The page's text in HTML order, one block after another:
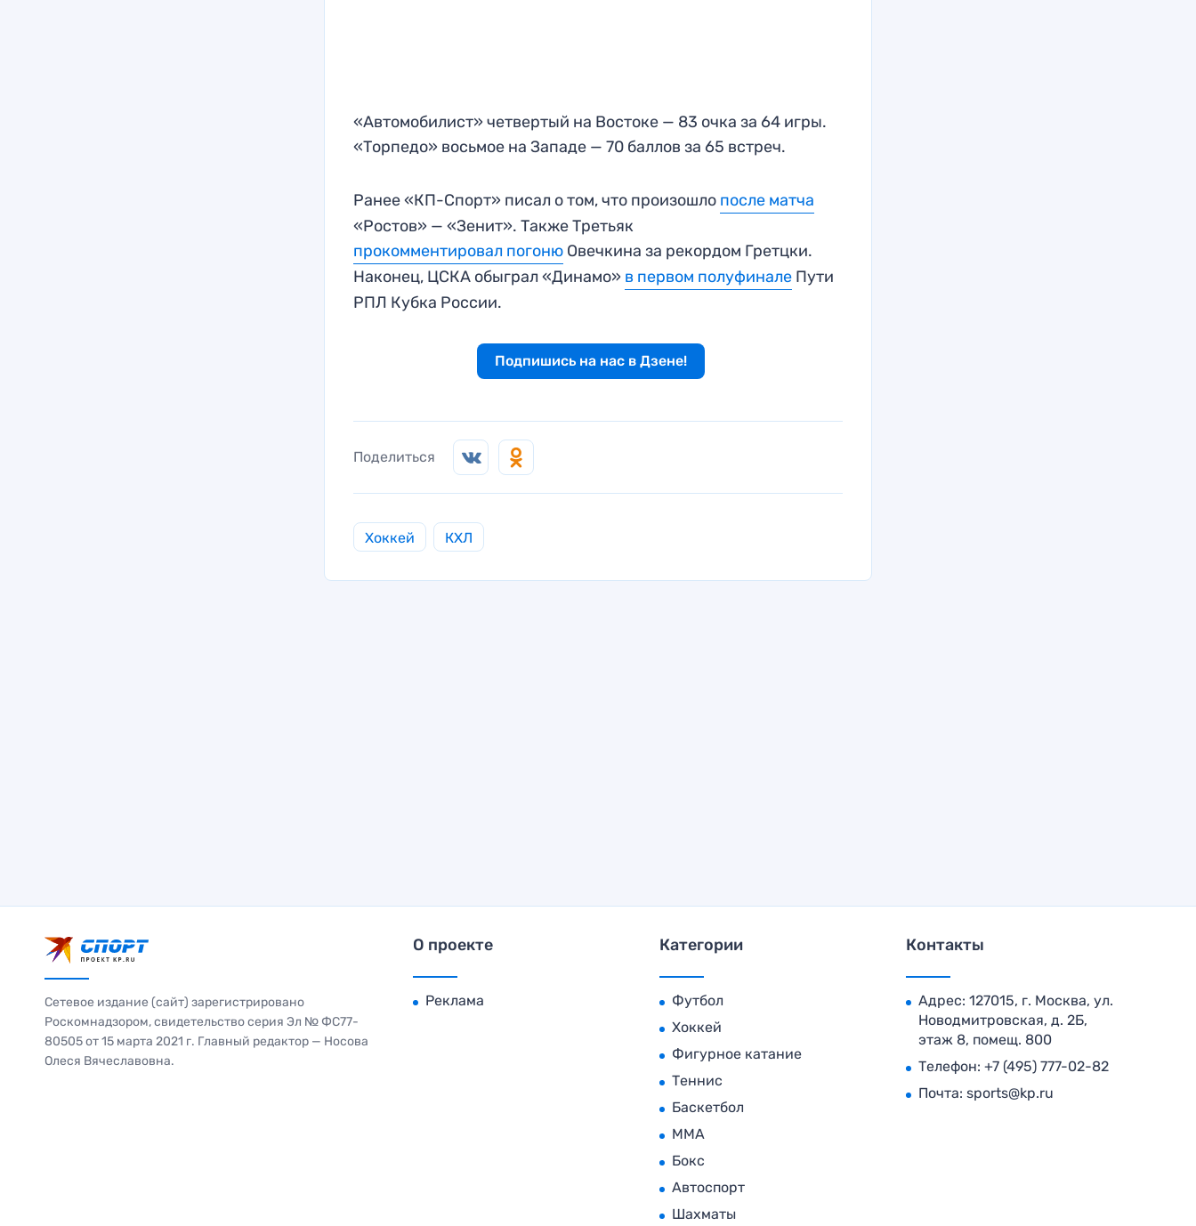
«Автомобилист» четвертый на Востоке — 83 очка за 64 игры.
«Торпедо» восьмое на Западе — 70 баллов за 65 встреч.
Ранее «КП-Спорт» писал о том, что произошло после матча
«Ростов» — «Зенит». Также Третьяк
прокомментировал погоню Овечкина за рекордом Гретцки.
Наконец, ЦСКА обыграл «Динамо» в первом полуфинале Пути
РПЛ Кубка России.
Подпишись на нас в Дзене!
Поделиться
Хоккей КХЛ
Сетевое издание (сайт) зарегистрировано
Роскомнадзором, свидетельство серия Эл № ФС77-
80505 от 15 марта 2021 г. Главный редактор — Носова
Олеся Вячеславовна.
О проекте
Реклама
Категории
Футбол
Хоккей
Фигурное катание
Теннис
Баскетбол
MMA
Бокс
Автоспорт
Шахматы
Контакты
Адрес: 127015, г. Москва, ул.
Новодмитровская, д. 2Б,
этаж 8, помещ. 800
Телефон: +7 (495) 777-02-82
Почта: sports@kp.ru